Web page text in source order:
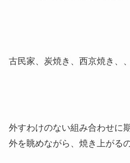
古民家、炭焼き、西京焼き、、
外すわけのない組み合わせに
外を眺めながら、焼き上がる